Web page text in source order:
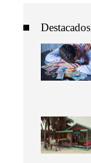
Destacados